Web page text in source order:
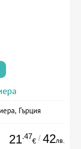
Гърция
21.47
€ / 42лв.